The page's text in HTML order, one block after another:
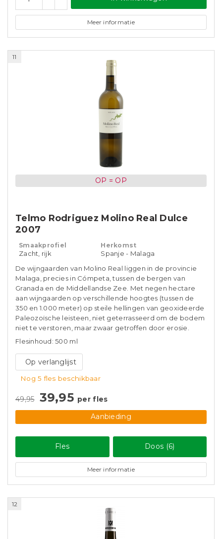
Meer informatie
11
OP = OP
Telmo Rodriguez Molino Real Dulce
2007
Smaakprofiel
Zacht, rijk
Herkomst
Spanje - Malaga
De wijngaarden van Molino Real liggen in de provincie
Malaga, precies in Cómpeta, tussen de bergen van
Granada en de Middellandse Zee. Met negen hectare
aan wijngaarden op verschillende hoogtes (tussen de
350 en 1.000 meter) op steile hellingen van geoxideerde
Paleozoïsche leisteen, niet geterrasseerd om de bodem
niet te verstoren, maar zwaar getroffen door erosie.
Flesinhoud: 500 ml
Op verlanglijst
Nog 5 fles beschikbaar
49,95 39,95 per fles
Aanbieding
Fles Doos (6)
Meer informatie
12